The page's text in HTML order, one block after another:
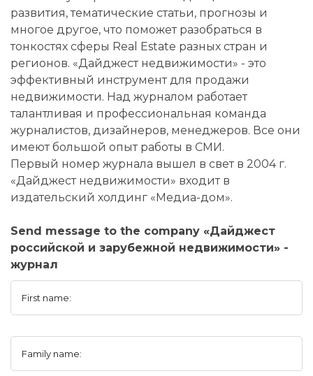
развития, тематические статьи, прогнозы и
многое другое, что поможет разобраться в
тонкостях сферы Real Estate разных стран и
регионов. «Дайджест недвижимости» - это
эффективный инструмент для продажи
недвижимости. Над журналом работает
талантливая и профессиональная команда
журналистов, дизайнеров, менеджеров. Все они
имеют большой опыт работы в СМИ.
Первый номер журнала вышел в свет в 2004 г.
«Дайджест недвижимости» входит в
издательский холдинг «Медиа-дом».
Send message to the company «Дайджест
российской и зарубежной недвижимости» -
журнал
First name:
Family name: